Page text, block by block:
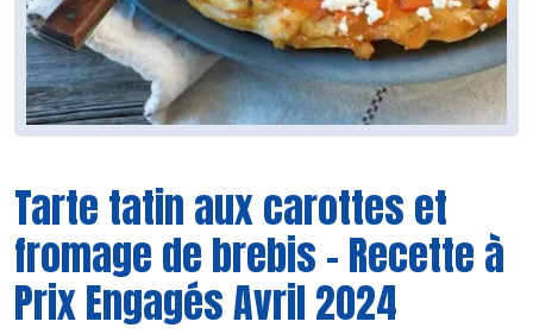
Tarte tatin aux carottes et
fromage de brebis - Recette à
Prix Engagés Avril 2024